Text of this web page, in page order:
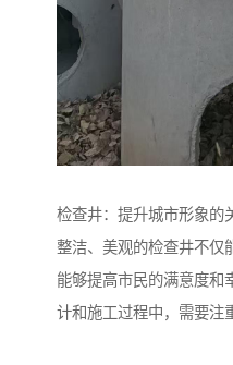
检查井：提升城市形象的
整洁、美观的检查井不仅
能够提高市民的满意度和
计和施工过程中，需要注